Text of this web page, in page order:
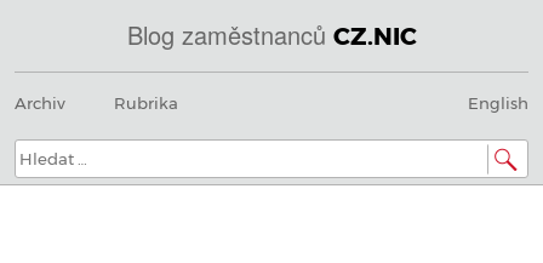
Blog zaměstnanců CZ.NIC
@
IN
SOA
nic.cz.
Menu
na
Archiv Rubrika English
Hledat: